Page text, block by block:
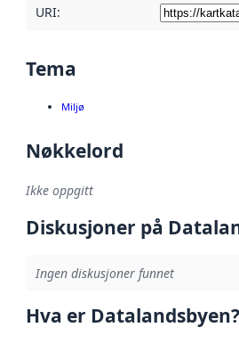
URI:
Tema
Miljø
Nøkkelord
Ikke oppgitt
Diskusjoner på
Ingen diskusjoner funnet
Hva er Datalandsbyen?